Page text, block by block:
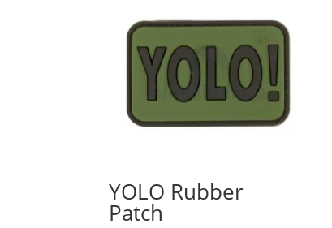
YOLO Rubber
Patch